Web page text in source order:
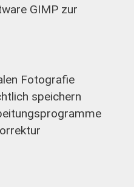
GIMP zur
Fotografie
speichern